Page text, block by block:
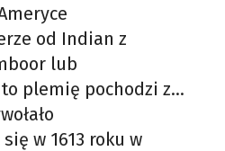
od Indian z
lub
plemię pochodzi z…
w 1613 roku w